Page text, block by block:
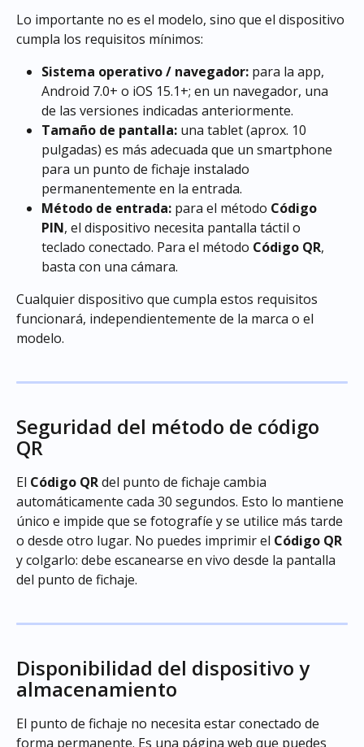
Lo importante no es el modelo, sino que el dispositivo
cumpla los requisitos mínimos:
Sistema operativo / navegador: para la app,
Android 7.0+ o iOS 15.1+; en un navegador, una
de las versiones indicadas anteriormente.
Tamaño de pantalla: una tablet (aprox. 10
pulgadas) es más adecuada que un smartphone
para un punto de fichaje instalado
permanentemente en la entrada.
Método de entrada: para el método Código
PIN, el dispositivo necesita pantalla táctil o
teclado conectado. Para el método Código QR,
basta con una cámara.
Cualquier dispositivo que cumpla estos requisitos
funcionará, independientemente de la marca o el
modelo.
Seguridad del método de código
QR
El Código QR del punto de fichaje cambia
automáticamente cada 30 segundos. Esto lo mantiene
único e impide que se fotografíe y se utilice más tarde
o desde otro lugar. No puedes imprimir el Código QR
y colgarlo: debe escanearse en vivo desde la pantalla
del punto de fichaje.
Disponibilidad del dispositivo y
almacenamiento
El punto de fichaje no necesita estar conectado de
forma permanente. Es una página web que puedes